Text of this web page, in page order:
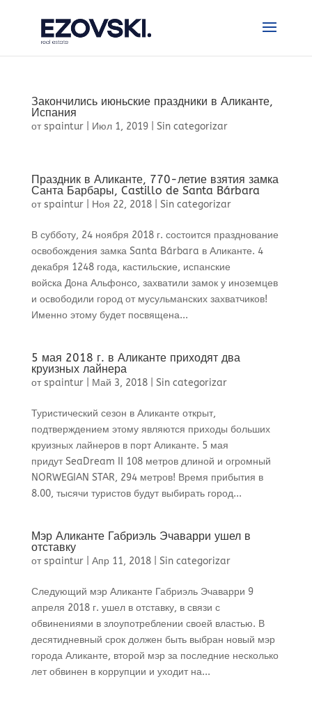
Закончились июньские праздники в Аликанте,
Испания
отspaintur| Июл 1, 2019| Sin categorizar
Праздник в Аликанте, 770-летие взятия замка
Санта Барбары, Castillo de Santa Bárbara
отspaintur| Ноя 22, 2018| Sin categorizar
В субботу, 24 ноября 2018 г. состоится празднование
освобождения замка Santa Bárbara в Аликанте. 4
декабря 1248 года, кастильские, испанские
войска Дона Альфонсо, захватили замок у иноземцев
и освободили город от мусульманских захватчиков!
Именно этому будет посвящена...
5 мая 2018 г. в Аликанте приходят два
круизных лайнера
отspaintur| Май 3, 2018| Sin categorizar
Туристический сезон в Аликанте открыт,
подтверждением этому являются приходы больших
круизных лайнеров в порт Аликанте. 5 мая
придут SeaDream II 108 метров длиной и огромный
NORWEGIAN STAR, 294 метров! Время прибытия в
8.00, тысячи туристов будут выбирать город...
Мэр Аликанте Габриэль Эчаварри ушел в
отставку
отspaintur| Апр 11, 2018| Sin categorizar
Следующий мэр Аликанте Габриэль Эчаварри 9
апреля 2018 г. ушел в отставку, в связи с
обвинениями в злоупотреблении своей властью. В
десятидневный срок должен быть выбран новый мэр
города Аликанте, второй мэр за последние несколько
лет обвинен в коррупции и уходит на...